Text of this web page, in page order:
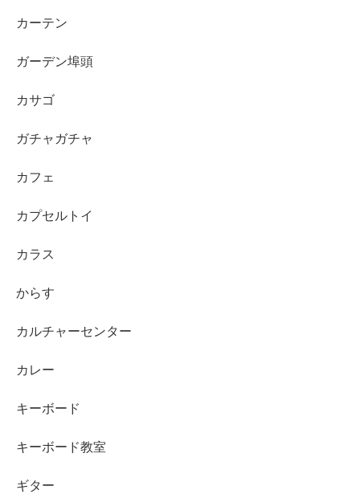
カーテン
ガーデン埠頭
カサゴ
ガチャガチャ
カフェ
カプセルトイ
カラス
からす
カルチャーセンター
カレー
キーボード
キーボード教室
ギター